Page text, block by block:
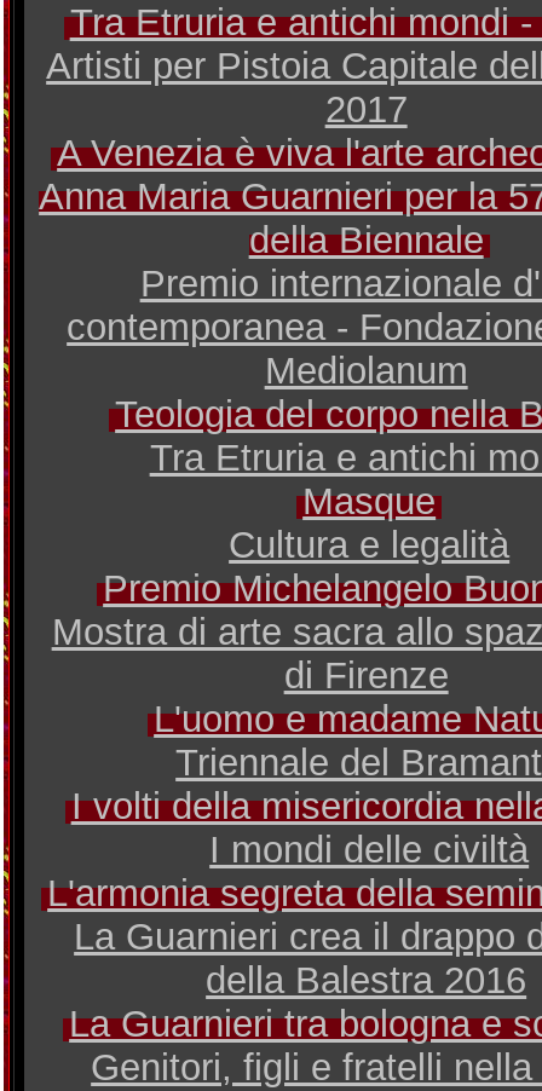
Tra Etruria e antichi mondi
Artisti per Pistoia Capitale
2017
A Venezia è viva l'arte
Anna Maria Guarnieri per la
della Biennale
Premio internazionale
contemporanea -
Mediolanum
Teologia del corpo nella
Tra Etruria e antichi
Masque
Cultura e legalità
Premio Michelangelo
Mostra di arte sacra allo
di Firenze
L'uomo e madame
Triennale del
I volti della misericordia
I mondi delle civiltà
L'armonia segreta della
La Guarnieri crea il drappo
della Balestra 2016
La Guarnieri tra bologna e
Genitori, figli e fratelli